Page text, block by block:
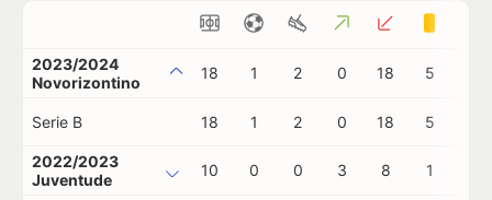
2023/2024
Novorizontino
18 1 2 0 18 5
Serie B 18 1 2 0 18 5
2022/2023
Juventude
10 0 0 3 8 1